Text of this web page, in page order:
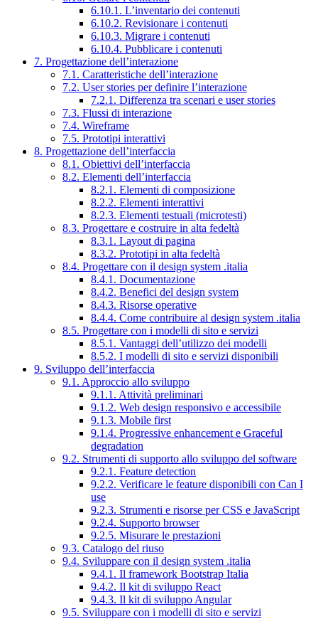
6.10.1. L’inventario dei contenuti
6.10.2. Revisionare i contenuti
6.10.3. Migrare i contenuti
6.10.4. Pubblicare i contenuti
7. Progettazione dell’interazione
7.1. Caratteristiche dell’interazione
7.2. User stories per definire l’interazione
7.2.1. Differenza tra scenari e user stories
7.3. Flussi di interazione
7.4. Wireframe
7.5. Prototipi interattivi
8. Progettazione dell’interfaccia
8.1. Obiettivi dell’interfaccia
8.2. Elementi dell’interfaccia
8.2.1. Elementi di composizione
8.2.2. Elementi interattivi
8.2.3. Elementi testuali (microtesti)
8.3. Progettare e costruire in alta fedeltà
8.3.1. Layout di pagina
8.3.2. Prototipi in alta fedeltà
8.4. Progettare con il design system .italia
8.4.1. Documentazione
8.4.2. Benefici del design system
8.4.3. Risorse operative
8.4.4. Come contribuire al design system .italia
8.5. Progettare con i modelli di sito e servizi
8.5.1. Vantaggi dell’utilizzo dei modelli
8.5.2. I modelli di sito e servizi disponibili
9. Sviluppo dell’interfaccia
9.1. Approccio allo sviluppo
9.1.1. Attività preliminari
9.1.2. Web design responsivo e accessibile
9.1.3. Mobile first
9.1.4. Progressive enhancement e Graceful
degradation
9.2. Strumenti di supporto allo sviluppo del software
9.2.1. Feature detection
9.2.2. Verificare le feature disponibili con Can I
use
9.2.3. Strumenti e risorse per CSS e JavaScript
9.2.4. Supporto browser
9.2.5. Misurare le prestazioni
9.3. Catalogo del riuso
9.4. Sviluppare con il design system .italia
9.4.1. Il framework Bootstrap Italia
9.4.2. Il kit di sviluppo React
9.4.3. Il kit di sviluppo Angular
9.5. Sviluppare con i modelli di sito e servizi